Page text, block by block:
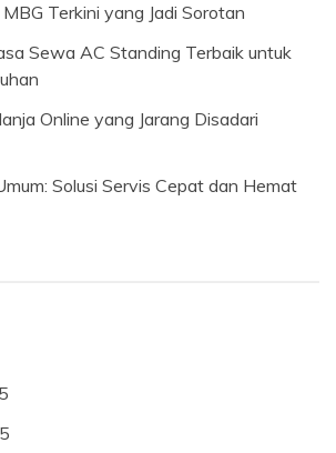
Terkini yang Jadi Sorotan
Sewa AC Standing Terbaik untuk
Online yang Jarang Disadari
Solusi Servis Cepat dan Hemat